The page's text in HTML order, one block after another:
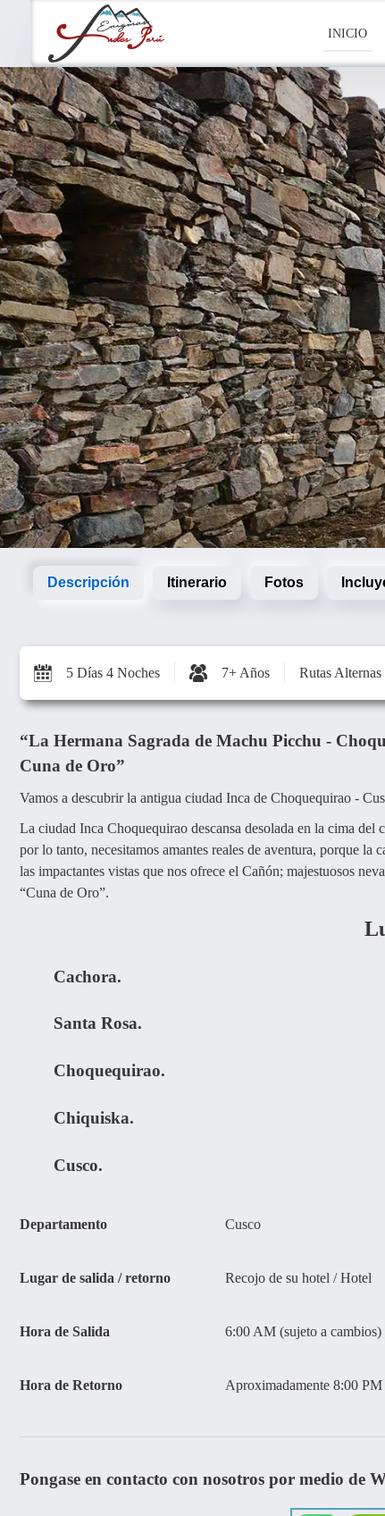
INICIO
Descripción Itinerario Fotos
5 Días 4 Noches 7+ Años Rutas Alternas
“La Hermana Sagrada de Machu Picchu -
Cuna de Oro”
Vamos a descubrir la antigua ciudad Inca de Choquequirao -
La ciudad Inca Choquequirao descansa desolada en la cima
por lo tanto, necesitamos amantes reales de aventura, porque la
las impactantes vistas que nos ofrece el Cañón; majestuosos
“Cuna de Oro”.
Cachora.
Santa Rosa.
Choquequirao.
Chiquiska.
Cusco.
Departamento Cusco
Lugar de salida / retorno Recojo de su hotel / Hotel
Hora de Salida 6:00 AM (sujeto a cambios)
Hora de Retorno Aproximadamente 8:00
Pongase en contacto con nosotros por medio de